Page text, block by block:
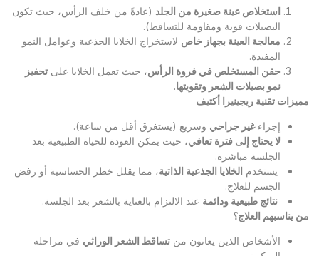
استخلاص عينة صغيرة من الجلد (عادةً من خلف الرأس، حيث تكون
البصيلات قوية ومقاومة للتساقط).
معالجة العينة بجهاز خاص لاستخراج الخلايا الجذعية وعوامل النمو
المفيدة.
حقن المستخلص في فروة الرأس، حيث تعمل الخلايا على تحفيز
نمو بصيلات الشعر وتقويتها.
مميزات تقنية ريجينيرا أكتيف
إجراءغير جراحي وسريع (يستغرق أقل من ساعة).
لا يحتاج إلى فترة تعافي، حيث يمكن العودة للحياة الطبيعية بعد
الجلسة مباشرة.
يستخدم الخلايا الجذعية الذاتية، مما يقلل خطر الحساسية أو رفض
الجسم للعلاج.
نتائج طبيعية ودائمة عند الالتزام بالعناية بالشعر بعد الجلسة.
من يناسبهم العلاج؟
الأشخاص الذين يعانون من تساقط الشعر الوراثي في مراحله